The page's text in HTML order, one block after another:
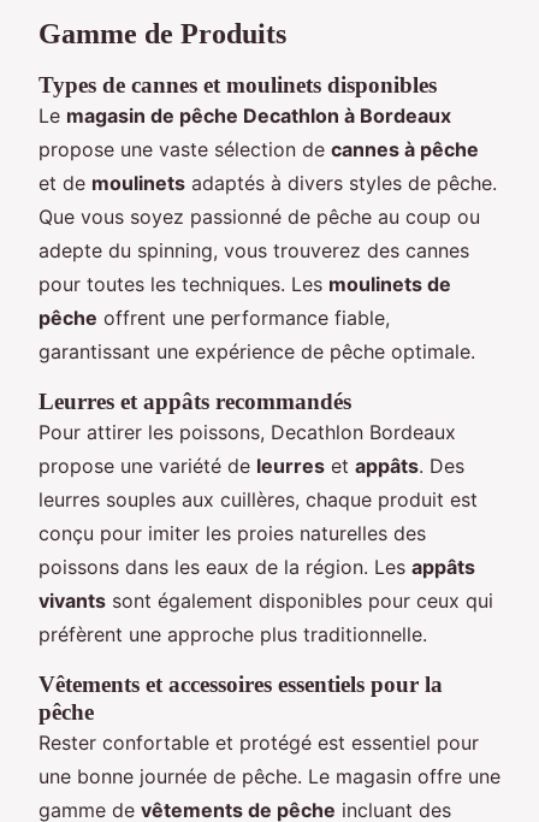
Gamme de Produits
Types de cannes et moulinets disponibles
Le magasin de pêche Decathlon à Bordeaux
propose une vaste sélection de cannes à pêche
et de moulinets adaptés à divers styles de pêche.
Que vous soyez passionné de pêche au coup ou
adepte du spinning, vous trouverez des cannes
pour toutes les techniques. Les moulinets de
pêche offrent une performance fiable,
garantissant une expérience de pêche optimale.
Leurres et appâts recommandés
Pour attirer les poissons, Decathlon Bordeaux
propose une variété de leurres et appâts. Des
leurres souples aux cuillères, chaque produit est
conçu pour imiter les proies naturelles des
poissons dans les eaux de la région. Les appâts
vivants sont également disponibles pour ceux qui
préfèrent une approche plus traditionnelle.
Vêtements et accessoires essentiels pour la
pêche
Rester confortable et protégé est essentiel pour
une bonne journée de pêche. Le magasin offre une
gamme de vêtements de pêche incluant des